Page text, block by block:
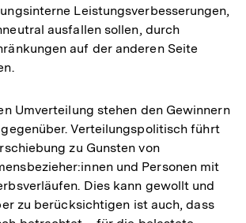
Leistungsverbesserungen,
ausfallen sollen, durch
auf der anderen Seite
Umverteilung stehen den Gewinnern
Verteilungspolitisch führt
zu Gunsten von
und Personen mit
Dies kann gewollt und
zu berücksichtigen ist auch, dass